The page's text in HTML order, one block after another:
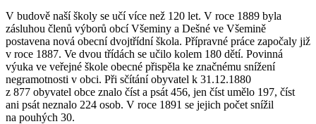
V budově naší školy se učí více než 120 let. V roce 1889 byla
zásluhou členů výborů obcí Všeminy a Dešné ve Všemině
postavena nová obecní dvojtřídní škola. Přípravné práce započaly již
v roce 1887. Ve dvou třídách se učilo kolem 180 dětí. Povinná
výuka ve veřejné škole obecné přispěla ke značnému snížení
negramotnosti v obci. Při sčítání obyvatel k 31.12.1880
z 877 obyvatel obce znalo číst a psát 456, jen číst umělo 197, číst
ani psát neznalo 224 osob. V roce 1891 se jejich počet snížil
na pouhých 30.